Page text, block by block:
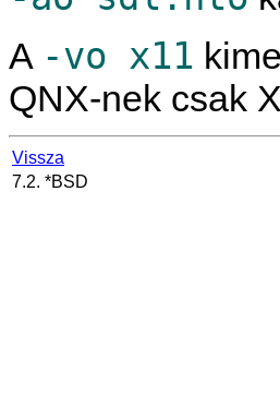
A -vo x11
QNX-nek csak X
Vissza
7.2. *BSD